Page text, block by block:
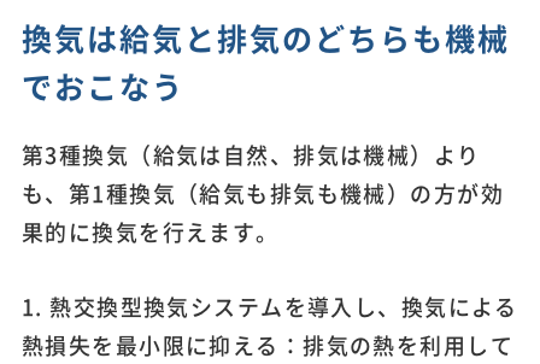
換気は給気と排気のどちらも機械
でおこなう
第3種換気（給気は自然、排気は機械）より
も、第1種換気（給気も排気も機械）の方が効
果的に換気を行えます。
1. 熱交換型換気システムを導入し、換気による
熱損失を最小限に抑える：排気の熱を利用して